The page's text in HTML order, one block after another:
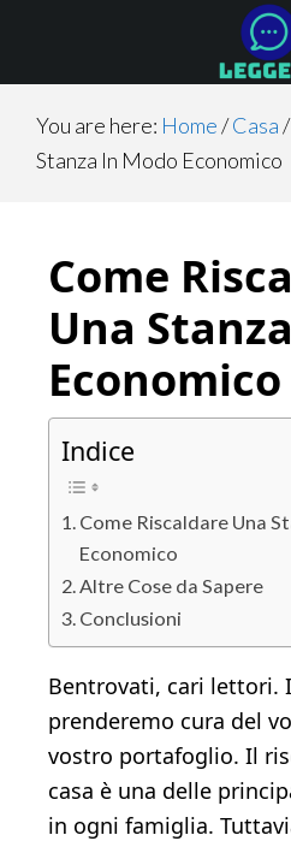
main
content
primary
sidebar
footer
You are here: Home/Casa/
Stanza In Modo Economico
Come
Una
Economico
Indice
Come Riscaldare Una
Economico
Altre Cose da Sapere
Conclusioni
Bentrovati, cari lettori.
prenderemo cura del
vostro portafoglio. Il
casa è una delle
in ogni famiglia.